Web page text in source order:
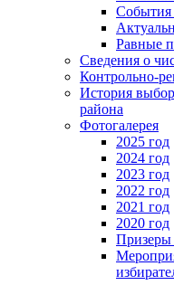
События
Равные
Сведения о
Контрольно-
История
района
Фотогалерея
2025 год
2024 год
2023 год
2022 год
2021 год
2020 год
Призеры